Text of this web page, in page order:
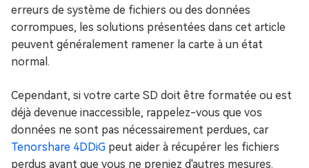
erreurs de système de fichiers ou des données
corrompues, les solutions présentées dans cet article
peuvent généralement ramener la carte à un état
normal.
Cependant, si votre carte SD doit être formatée ou est
déjà devenue inaccessible, rappelez-vous que vos
données ne sont pas nécessairement perdues, car
Tenorshare 4DDiG peut aider à récupérer les fichiers
perdus avant que vous ne preniez d'autres mesures.